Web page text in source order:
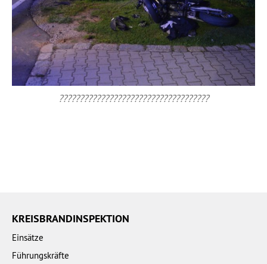
????????????????????????????????????
KREISBRANDINSPEKTION
Einsätze
Führungskräfte